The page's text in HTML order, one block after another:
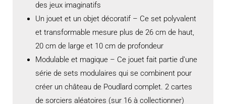
des jeux imaginatifs
Un jouet et un objet décoratif – Ce set polyvalent
et transformable mesure plus de 26 cm de haut,
20 cm de large et 10 cm de profondeur
Modulable et magique – Ce jouet fait partie d’une
série de sets modulaires qui se combinent pour
créer un château de Poudlard complet. 2 cartes
de sorciers aléatoires (sur 16 à collectionner)